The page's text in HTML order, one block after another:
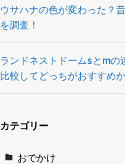
ウサハナの色が変わった？
を調査！
ランドネストドームsとmの
比較してどっちがおすすめか
カテゴリー
おでかけ